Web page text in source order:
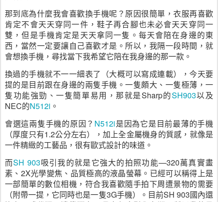
那到底為什麼我會喜歡換手機呢？原因很簡單，衣服再喜歡
肯定不會天天穿同一件，鞋子再合腳也未必會天天穿同一
雙，但是手機肯定是天天拿同一隻。每天會陪在身邊的東
西，當然一定要讓自己喜歡才是。所以，我隔一段時間，就
會想換手機，尋找當下我希望它陪在我身邊的那一款。
換過的手機就不一一細表了（大概可以寫成連載），今天要
提的是目前跟在身邊的兩隻手機。一隻頗大、一隻極薄，一
隻功能強勁、一隻簡單易用，那就是Sharp的SH903以及
NEC的N512i 。
會選這兩隻手機的原因？ N512i是因為它是目前最薄的手機
（厚度只有1.2公分左右），加上全金屬機身的質感，就像是
一件精緻的工藝品，很有歐式設計的味道。
而SH 903吸引我的就是它強大的拍照功能—320萬真實畫
素、 2X光學變焦、品質極高的液晶螢幕。已經可以稱得上是
一部簡單的數位相機，符合我喜歡隨手拍下周遭景物的需要
（附帶一提，它同時也是一隻3G手機）。目前SH 903國內還